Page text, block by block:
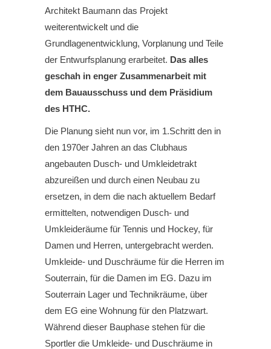
Architekt Baumann das Projekt
weiterentwickelt und die
Grundlagenentwicklung, Vorplanung und Teile
der Entwurfsplanung erarbeitet. Das alles
geschah in enger Zusammenarbeit mit
dem Bauausschuss und dem Präsidium
des HTHC.
Die Planung sieht nun vor, im 1.Schritt den in
den 1970er Jahren an das Clubhaus
angebauten Dusch- und Umkleidetrakt
abzureißen und durch einen Neubau zu
ersetzen, in dem die nach aktuellem Bedarf
ermittelten, notwendigen Dusch- und
Umkleideräume für Tennis und Hockey, für
Damen und Herren, untergebracht werden.
Umkleide- und Duschräume für die Herren im
Souterrain, für die Damen im EG. Dazu im
Souterrain Lager und Technikräume, über
dem EG eine Wohnung für den Platzwart.
Während dieser Bauphase stehen für die
Sportler die Umkleide- und Duschräume in